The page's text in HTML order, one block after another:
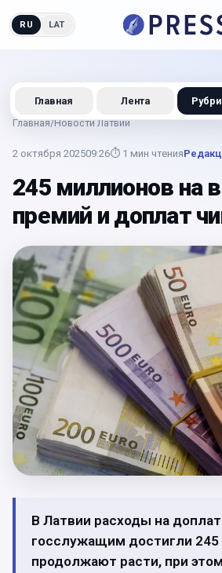
RU LAT
Главная/Новости Латвии
2 октября 202509:26⏱ 1 мин чтения
245 миллионов на
премий и доплат
В Латвии расходы на
госслужащим достигли 245
продолжают расти, при
Главная Лента